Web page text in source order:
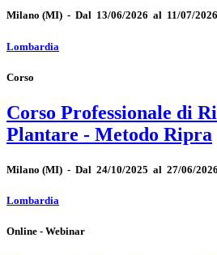
Milano (MI) - Dal 13/06/2026 al 11/07/2026
Lombardia
Corso
Corso Professionale di
Plantare - Metodo Ripra
Milano (MI) - Dal 24/10/2025 al 27/06/2026
Lombardia
Online - Webinar